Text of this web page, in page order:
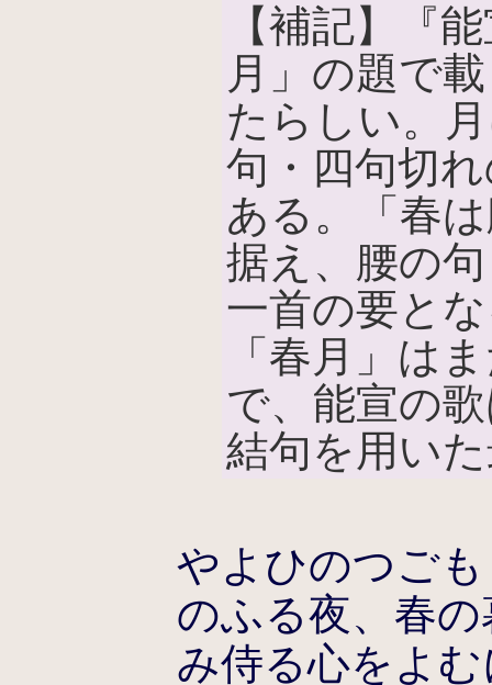
【補記】『
月」の題で
たらしい。
句・四句切
ある。「春
据え、腰の
一首の要と
「春月」は
で、能宣の
結句を用い
やよひのつご
のふる夜、春
み侍る心をよむ